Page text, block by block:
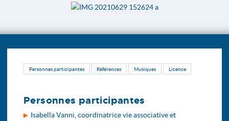
Personnes participantes Références Musiques Licence
Personnes participantes
Isabella Vanni, coordinatrice vie associative et